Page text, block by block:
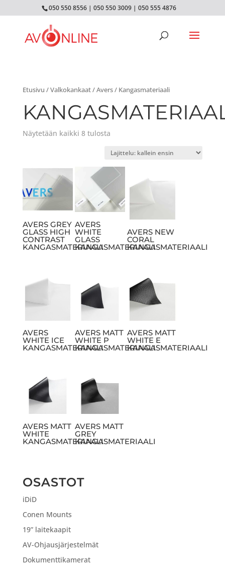
050 550 8556 |050 550 3009 |050 555 4876
Etusivu /Valkokankaat/Avers/ Kangasmateriaali
Näytetään kaikki 8 tulosta
AVERS GREY
GLASS HIGH
CONTRAST
KANGASMATERIAALI
AVERS
WHITE
GLASS
KANGASMATERIAALI
AVERS NEW
CORAL
KANGASMATERIAALI
AVERS
WHITE ICE
KANGASMATERIAALI
AVERS MATT
WHITE P
KANGASMATERIAALI
AVERS MATT
WHITE E
KANGASMATERIAALI
AVERS MATT
WHITE
KANGASMATERIAALI
AVERS MATT
GREY
KANGASMATERIAALI
OSASTOT
iDiD
Conen Mounts
19” laitekaapit
AV-Ohjausjärjestelmät
Dokumenttikamerat